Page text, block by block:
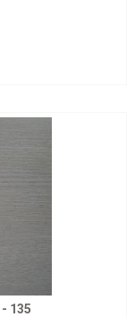
- 135